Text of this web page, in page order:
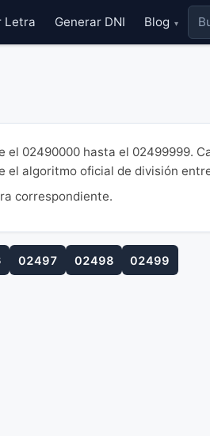
Letra Generar DNI Blog ▾
el 02490000 hasta el 02499999.
el algoritmo oficial de división
correspondiente.
02497 02498 02499